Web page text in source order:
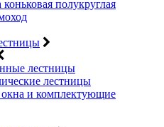
полукруглая
лестницы
лестницы
и комплектующие